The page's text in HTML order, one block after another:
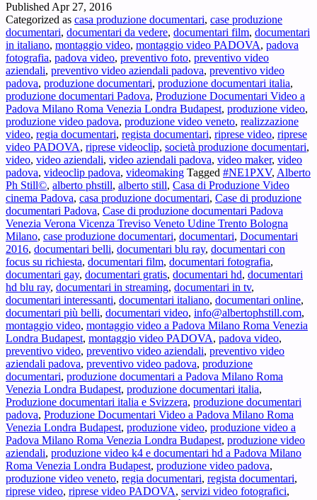
Video
e
cinema
a
Padova
Venezia
Verona
Vicenza
Treviso
Veneto
Udine
Trento
Bologna
Milano
Published Apr 27, 2016
Categorized as casa produzione documentari, case produzione
documentari, documentari da vedere, documentari film, documentari
in italiano, montaggio video, montaggio video PADOVA, padova
fotografia, padova video, preventivo foto, preventivo video
aziendali, preventivo video aziendali padova, preventivo video
padova, produzione documentari, produzione documentari italia,
produzione documentari Padova, Produzione Documentari Video a
Padova Milano Roma Venezia Londra Budapest, produzione video,
produzione video padova, produzione video veneto, realizzazione
video, regia documentari, regista documentari, riprese video, riprese
video PADOVA, riprese videoclip, società produzione documentari,
video, video aziendali, video aziendali padova, video maker, video
padova, videoclip padova, videomaking Tagged #NE1PXV, Alberto
Ph Still©, alberto phstill, alberto still, Casa di Produzione Video
cinema Padova, casa produzione documentari, Case di produzione
documentari Padova, Case di produzione documentari Padova
Venezia Verona Vicenza Treviso Veneto Udine Trento Bologna
Milano, case produzione documentari, documentari, Documentari
2016, documentari belli, documentari blu ray, documentari con
focus su richiesta, documentari film, documentari fotografia,
documentari gay, documentari gratis, documentari hd, documentari
hd blu ray, documentari in streaming, documentari in tv,
documentari interessanti, documentari italiano, documentari online,
documentari più belli, documentari video, info@albertophstill.com,
montaggio video, montaggio video a Padova Milano Roma Venezia
Londra Budapest, montaggio video PADOVA, padova video,
preventivo video, preventivo video aziendali, preventivo video
aziendali padova, preventivo video padova, produzione
documentari, produzione documentari a Padova Milano Roma
Venezia Londra Budapest, produzione documentari italia,
Produzione documentari italia e Svizzera, produzione documentari
padova, Produzione Documentari Video a Padova Milano Roma
Venezia Londra Budapest, produzione video, produzione video a
Padova Milano Roma Venezia Londra Budapest, produzione video
aziendali, produzione video k4 e documentari hd a Padova Milano
Roma Venezia Londra Budapest, produzione video padova,
produzione video veneto, regia documentari, regista documentari,
riprese video, riprese video PADOVA, servizi video fotografici,